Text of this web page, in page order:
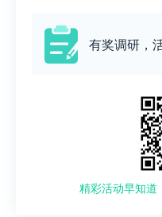
有奖调研，
精彩活动早知道